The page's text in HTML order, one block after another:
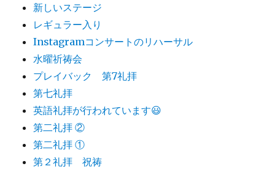
新しいステージ
レギュラー入り
Instagramコンサートのリハーサル
水曜祈祷会
プレイバック 第7礼拝
第七礼拝
英語礼拝が行われています😃
第二礼拝 ②
第二礼拝 ①
第２礼拝 祝祷